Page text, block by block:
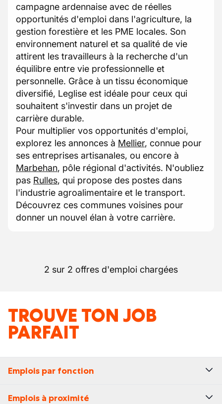
campagne ardennaise avec de réelles
opportunités d'emploi dans l'agriculture, la
gestion forestière et les PME locales. Son
environnement naturel et sa qualité de vie
attirent les travailleurs à la recherche d'un
équilibre entre vie professionnelle et
personnelle. Grâce à un tissu économique
diversifié, Leglise est idéale pour ceux qui
souhaitent s'investir dans un projet de
carrière durable.
Pour multiplier vos opportunités d'emploi,
explorez les annonces à Mellier, connue pour
ses entreprises artisanales, ou encore à
Marbehan, pôle régional d'activités. N'oubliez
pas Rulles, qui propose des postes dans
l'industrie agroalimentaire et le transport.
Découvrez ces communes voisines pour
donner un nouvel élan à votre carrière.
2 sur 2 offres d'emploi chargées
TROUVE TON JOB
PARFAIT
Emplois par fonction
Emplois à proximité